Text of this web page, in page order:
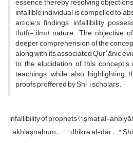
infallible individual is compelled to
article's findings, infallibility
(luṭfī-ʿilmī) nature. The objective
deeper comprehension of the
along with its associated Qurʾānic
to the elucidation of this
teachings, while also highlighting
proofs proffered by Shiʿi scholars.
infallibility of prophets ('ișmat al-anbiyā)
"akhlaşnāhum " "dhikrā al-dār "